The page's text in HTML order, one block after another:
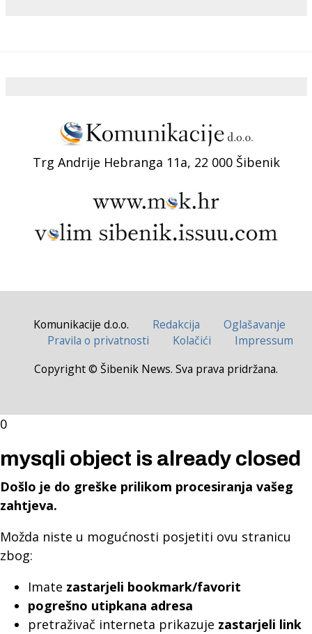
Trg Andrije Hebranga 11a, 22 000 Šibenik
Komunikacije d.o.o. Redakcija
Oglašavanje
Pravila o privatnosti
Kolačići
Impressum
Copyright © Šibenik News. Sva prava pridržana.
0
mysqli object is already closed
Došlo je do greške prilikom procesiranja vašeg
zahtjeva.
Možda niste u mogućnosti posjetiti ovu stranicu
zbog:
Imate zastarjeli bookmark/favorit
pogrešno utipkana adresa
pretraživač interneta prikazuje zastarjeli link